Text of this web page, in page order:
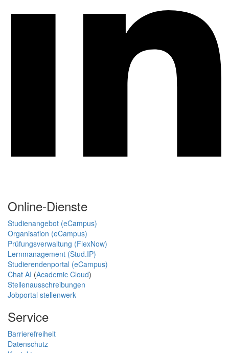
Online-Dienste
Studienangebot (eCampus)
Organisation (eCampus)
Prüfungsverwaltung (FlexNow)
Lernmanagement (Stud.IP)
Studierendenportal (eCampus)
Chat AI (Academic Cloud)
Stellenausschreibungen
Jobportal stellenwerk
Service
Barrierefreiheit
Datenschutz